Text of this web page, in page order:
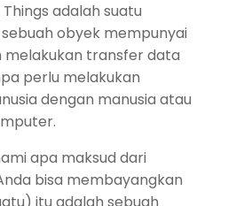
adalah suatu
obyek mempunyai
transfer data
perlu melakukan
dengan manusia atau
apa maksud dari
bisa membayangkan